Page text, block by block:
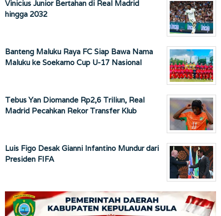
Vinicius Junior Bertahan di Real Madrid
hingga 2032
Banteng Maluku Raya FC Siap Bawa Nama
Maluku ke Soekarno Cup U-17 Nasional
Tebus Yan Diomande Rp2,6 Triliun, Real
Madrid Pecahkan Rekor Transfer Klub
Luis Figo Desak Gianni Infantino Mundur dari
Presiden FIFA